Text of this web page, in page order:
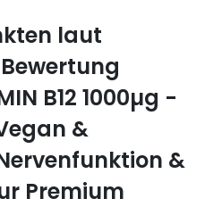
laut
B12 1000µg -
&
&
Premium